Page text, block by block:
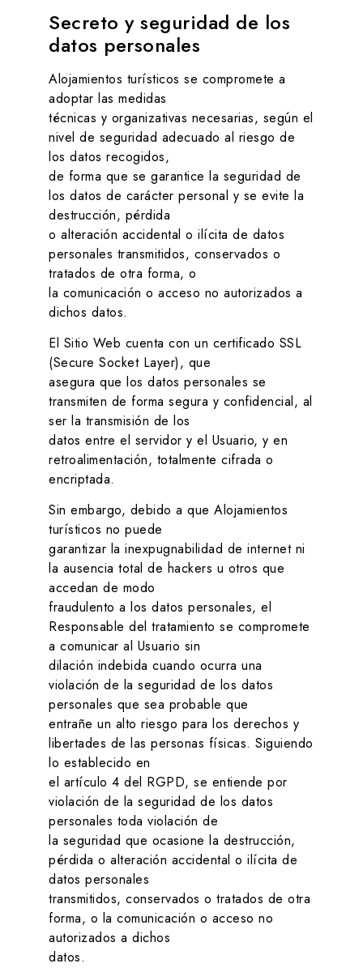
Secreto y seguridad de los
datos personales
Alojamientos turísticos se compromete a
adoptar las medidas
técnicas y organizativas necesarias, según el
nivel de seguridad adecuado al riesgo de
los datos recogidos,
de forma que se garantice la seguridad de
los datos de carácter personal y se evite la
destrucción, pérdida
o alteración accidental o ilícita de datos
personales transmitidos, conservados o
tratados de otra forma, o
la comunicación o acceso no autorizados a
dichos datos.
El Sitio Web cuenta con un certificado SSL
(Secure Socket Layer), que
asegura que los datos personales se
transmiten de forma segura y confidencial, al
ser la transmisión de los
datos entre el servidor y el Usuario, y en
retroalimentación, totalmente cifrada o
encriptada.
Sin embargo, debido a que Alojamientos
turísticos no puede
garantizar la inexpugnabilidad de internet ni
la ausencia total de hackers u otros que
accedan de modo
fraudulento a los datos personales, el
Responsable del tratamiento se compromete
a comunicar al Usuario sin
dilación indebida cuando ocurra una
violación de la seguridad de los datos
personales que sea probable que
entrañe un alto riesgo para los derechos y
libertades de las personas físicas. Siguiendo
lo establecido en
el artículo 4 del RGPD, se entiende por
violación de la seguridad de los datos
personales toda violación de
la seguridad que ocasione la destrucción,
pérdida o alteración accidental o ilícita de
datos personales
transmitidos, conservados o tratados de otra
forma, o la comunicación o acceso no
autorizados a dichos
datos.